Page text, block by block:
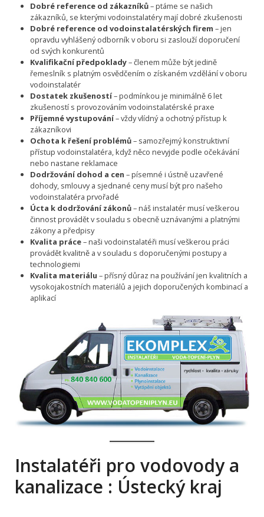
Dobré reference od zákazníků– ptáme se našich
zákazníků, se kterými vodoinstalatéry mají dobré zkušenosti
Dobré reference od vodoinstalatérských firem – jen
opravdu vyhlášený odborník v oboru si zaslouží doporučení
od svých konkurentů
Kvalifikační předpoklady– členem může být jedině
řemeslník s platným osvědčením o získaném vzdělání v oboru
vodoinstalatér
Dostatek zkušeností– podmínkou je minimálně 6 let
zkušeností s provozováním vodoinstalatérské praxe
Příjemné vystupování– vždy vlídný a ochotný přístup k
zákazníkovi
Ochota k řešení problémů– samozřejmý konstruktivní
přístup vodoinstalatéra, když něco nevyjde podle očekávání
nebo nastane reklamace
Dodržování dohod a cen – písemné i ústně uzavřené
dohody, smlouvy a sjednané ceny musí být pro našeho
vodoinstalatéra prvořadé
Úcta k dodržování zákonů– náš instalatér musí veškerou
činnost provádět v souladu s obecně uznávanými a platnými
zákony a předpisy
Kvalita práce– naši vodoinstalatéři musí veškerou práci
provádět kvalitně a v souladu s doporučenými postupy a
technologiemi
Kvalita materiálu – přísný důraz na používání jen kvalitních a
vysokojakostních materiálů a jejich doporučených kombinací a
aplikací
Instalatéři pro vodovody a
kanalizace : Ústecký kraj